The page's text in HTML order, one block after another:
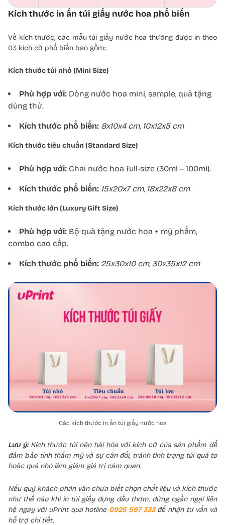
Kích thước in ấn túi giấy nước hoa phổ biến
Về kích thước, các mẫu túi giấy nước hoa thường được in theo
03 kích cỡ phổ biến bao gồm:
Kích thước túi nhỏ (Mini Size)
Phù hợp với: Dòng nước hoa mini, sample, quà tặng
dùng thử.
Kích thước phổ biến: 8x10x4 cm, 10x12x5 cm
Kích thước tiêu chuẩn (Standard Size)
Phù hợp với: Chai nước hoa full-size (30ml – 100ml).
Kích thước phổ biến: 15x20x7 cm, 18x22x8 cm
Kích thước lớn (Luxury Gift Size)
Phù hợp với: Bộ quà tặng nước hoa + mỹ phẩm,
combo cao cấp.
Kích thước phổ biến: 25x30x10 cm, 30x35x12 cm
Các kích thước in ấn túi giấy nước hoa
Lưu ý:Kích thước túi nên hài hòa với kích cỡ của sản phẩm để
đảm bảo tính thẩm mỹ và sự cân đối, tránh tình trạng túi quá to
hoặc quá nhỏ làm giảm giá trị cảm quan.
Nếu quý khách phân vân chưa biết chọn chất liệu và kích thước
như thế nào khi in túi giấy đựng dầu thơm, đừng ngần ngại liên
hệ ngay với uPrint qua hotline 0925 597 333để nhận tư vấn và
hỗ trợ chi tiết.